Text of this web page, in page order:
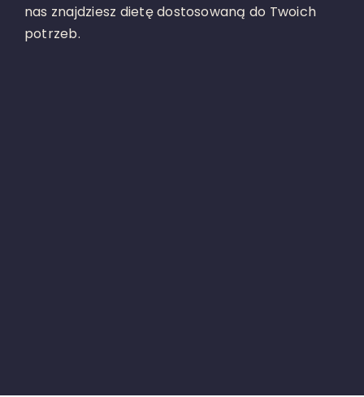
nas znajdziesz dietę dostosowaną do Twoich
potrzeb.